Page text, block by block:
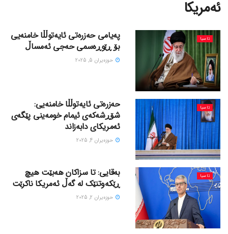
ئەمریکا
ئاسیا
پەیامی حەزرەتی ئایەتوڵڵا خامنەیی
بۆ ڕێوڕەسمی حەجی ئەمساڵ
حوزه‌یران 5, 2025
ئاسیا
حەزرەتی ئایەتوڵڵا خامنەیی:
شۆڕشەکەی ئیمام خومەینی پێگەی
ئەمریکای دابەزاند
حوزه‌یران 4, 2025
ئاسیا
بەقایی: تا سزاکان هەبێت هیچ
ڕێکەوتنێک لە گەڵ ئەمریکا ناکرێت
حوزه‌یران 2, 2025